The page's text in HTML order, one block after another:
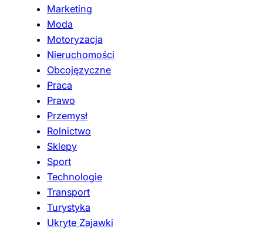
Marketing
Moda
Motoryzacja
Nieruchomości
Obcojęzyczne
Praca
Prawo
Przemysł
Rolnictwo
Sklepy
Sport
Technologie
Transport
Turystyka
Ukryte Zajawki